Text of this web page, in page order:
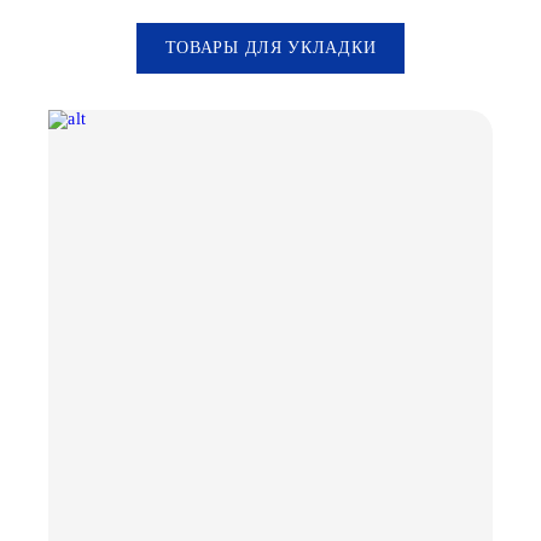
ТОВАРЫ ДЛЯ УКЛАДКИ